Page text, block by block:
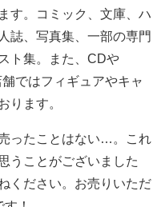
す。コミック、文庫、ハ
誌、写真集、一部の専門
ト集。また、CDや
ではフィギュアやキャ
ります。
ったことはない…。これ
うことがございました
ください。お売りいただ